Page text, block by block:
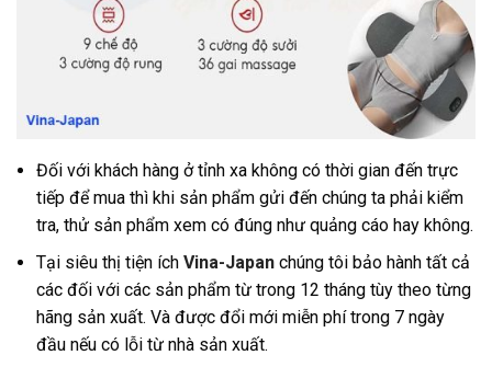
Đối với khách hàng ở tỉnh xa không có thời gian đến trực
tiếp để mua thì khi sản phẩm gửi đến chúng ta phải kiểm
tra, thử sản phẩm xem có đúng như quảng cáo hay không.
Tại siêu thị tiện ích Vina-Japan chúng tôi bảo hành tất cả
các đối với các sản phẩm từ trong 12 tháng tùy theo từng
hãng sản xuất. Và được đổi mới miễn phí trong 7 ngày
đầu nếu có lỗi từ nhà sản xuất.